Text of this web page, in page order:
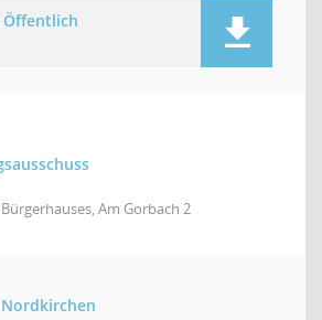
Am Gorbach 2